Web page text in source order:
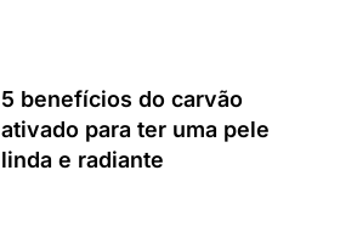
5 benefícios do carvão
ativado para ter uma pele
linda e radiante